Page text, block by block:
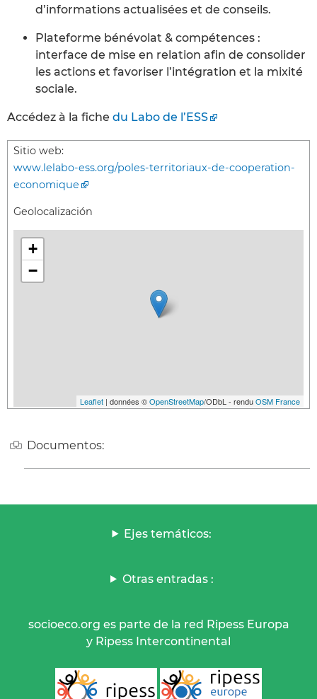
d’informations actualisées et de conseils.
Plateforme bénévolat & compétences :
interface de mise en relation afin de consolider
les actions et favoriser l’intégration et la mixité
sociale.
Accédez à la fiche du Labo de l’ESS
Sitio web:
www.lelabo-ess.org/poles-territoriaux-de-cooperation-
economique
Geolocalización
+
−
Leaflet | données ©OpenStreetMap/ODbL - renduOSM France
Documentos:
Ejes temáticos:
Otras entradas :
socioeco.org es parte de la red Ripess Europa
y Ripess Intercontinental